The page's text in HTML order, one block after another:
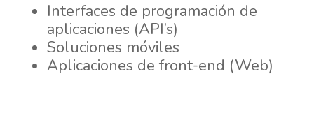
Interfaces de programación de
aplicaciones (API’s)
Soluciones móviles
Aplicaciones de front-end (Web)